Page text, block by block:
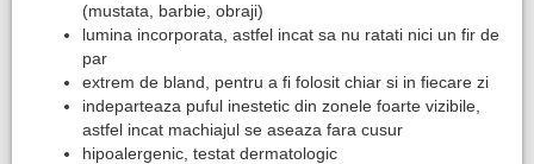
(mustata, barbie, obraji)
lumina incorporata, astfel incat sa nu ratati nici un fir de
par
extrem de bland, pentru a fi folosit chiar si in fiecare zi
indeparteaza puful inestetic din zonele foarte vizibile,
astfel incat machiajul se aseaza fara cusur
hipoalergenic, testat dermatologic